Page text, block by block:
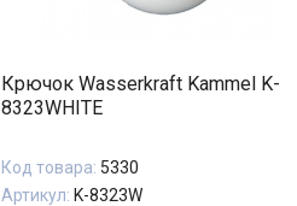
Крючок Wasserkraft Kammel K-
8323WHITE
Код товара: 5330
Артикул: K-8323W